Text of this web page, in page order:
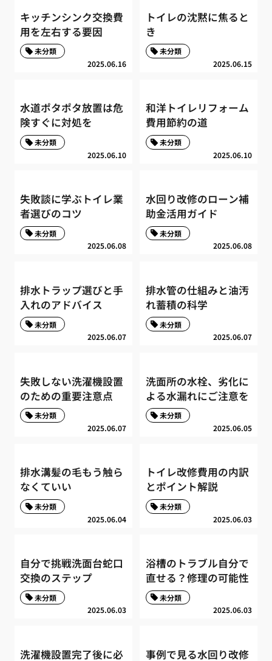
キッチンシンク交換費
用を左右する要因
2025.06.16
未分類
トイレの沈黙に焦ると
き
2025.06.15
未分類
水道ポタポタ放置は危
険すぐに対処を
2025.06.10
未分類
和洋トイレリフォーム
費用節約の道
2025.06.10
未分類
失敗談に学ぶトイレ業
者選びのコツ
2025.06.08
未分類
水回り改修のローン補
助金活用ガイド
2025.06.08
未分類
排水トラップ選びと手
入れのアドバイス
2025.06.07
未分類
排水管の仕組みと油汚
れ蓄積の科学
2025.06.07
未分類
失敗しない洗濯機設置
のための重要注意点
2025.06.07
未分類
洗面所の水栓、劣化に
よる水漏れにご注意を
2025.06.05
未分類
排水溝髪の毛もう触ら
なくていい
2025.06.04
未分類
トイレ改修費用の内訳
とポイント解説
2025.06.03
未分類
自分で挑戦洗面台蛇口
交換のステップ
2025.06.03
未分類
浴槽のトラブル自分で
直せる？修理の可能性
2025.06.03
未分類
洗濯機設置完了後に必 事例で見る水回り改修